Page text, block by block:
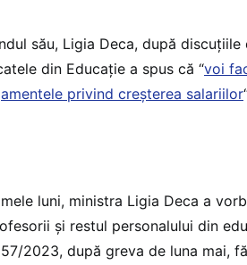
său, Ligia Deca, după
din Educație a spus că “voi
privind creșterea salariilor
luni, ministra Ligia Deca a
și restul personalului din
57/2023, după greva de luna mai,